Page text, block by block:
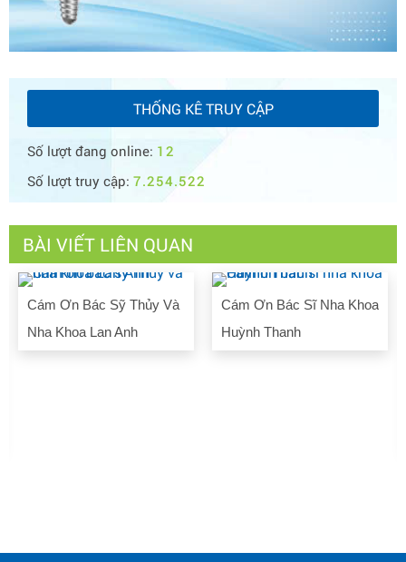
THỐNG KÊ TRUY CẬP
Số lượt đang online: 12
Số lượt truy cập: 7.254.522
BÀI VIẾT LIÊN QUAN
Cám Ơn Bác Sỹ Thủy Và
Nha Khoa Lan Anh
Cám Ơn Bác Sĩ Nha Khoa
Huỳnh Thanh